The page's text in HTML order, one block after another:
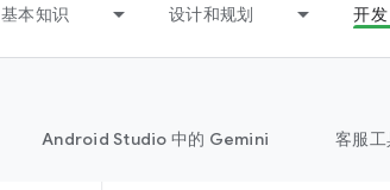
基本知识 设计和规划 开发
Android Studio 中的 Gemini 客服